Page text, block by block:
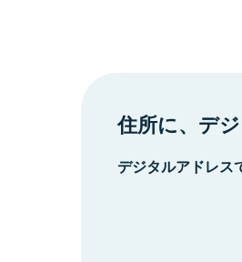
住所に、デ
デジタルアドレス